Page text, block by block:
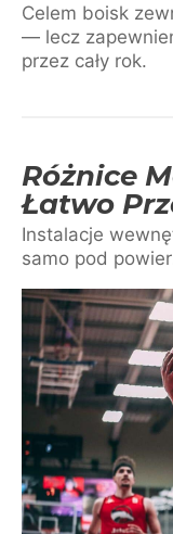
Celem boisk
— lecz
przez cały rok.
Różnice
Łatwo
Instalacje
samo pod